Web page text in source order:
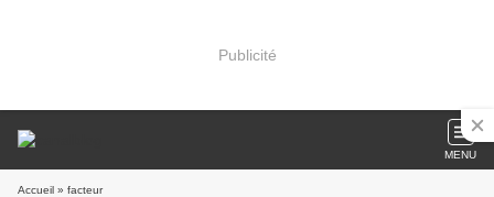
Publicité
MENU
Accueil » facteur